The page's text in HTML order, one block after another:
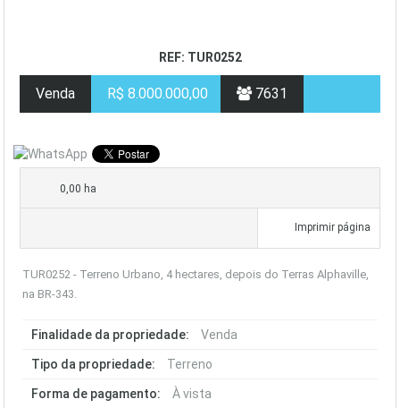
REF: TUR0252
Venda R$ 8.000.000,00 7631
0,00 ha
Imprimir página
TUR0252 - Terreno Urbano, 4 hectares, depois do Terras Alphaville,
na BR-343.
Finalidade da propriedade: Venda
Tipo da propriedade: Terreno
Forma de pagamento: À vista